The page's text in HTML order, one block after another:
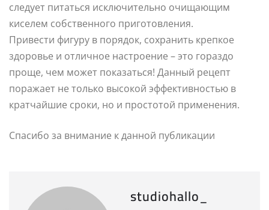
следует питаться исключительно очищающим
киселем собственного приготовления.
Привести фигуру в порядок, сохранить крепкое
здоровье и отличное настроение – это гораздо
проще, чем может показаться! Данный рецепт
поражает не только высокой эффективностью в
кратчайшие сроки, но и простотой применения.
Спасибо за внимание к данной публикации
studiohallo_